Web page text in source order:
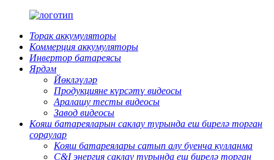
Торак аккумуляторы
Коммерция аккумуляторы
Инвертор батареясы
Ярдәм
Йөкләүләр
Продукцияне күрсәтү видеосы
Аралашу тесты видеосы
Завод видеосы
Кояш батареяларын саклау турында еш бирелә торган
сораулар
Кояш батареялары сатып алу буенча кулланма
C&I энергия саклау турында еш бирелә торган